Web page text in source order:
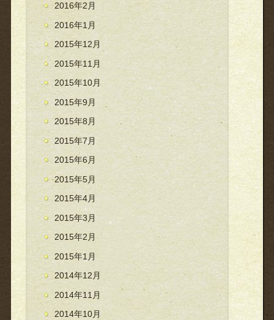
2016年2月
2016年1月
2015年12月
2015年11月
2015年10月
2015年9月
2015年8月
2015年7月
2015年6月
2015年5月
2015年4月
2015年3月
2015年2月
2015年1月
2014年12月
2014年11月
2014年10月